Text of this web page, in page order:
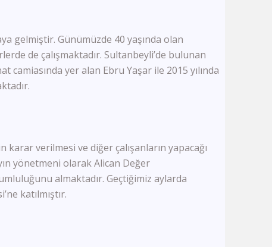
Meltem Tv
Rehber Tv
Kudüs Tv
Kon Tv
Çay Tv
gelmiştir. Günümüzde 40 yaşında olan
de çalışmaktadır. Sultanbeyli’de bulunan
yer alan Ebru Yaşar ile 2015 yılında
verilmesi ve diğer çalışanların yapacağı
yönetmeni olarak Alican Değer
almaktadır. Geçtiğimiz aylarda
katılmıştır.